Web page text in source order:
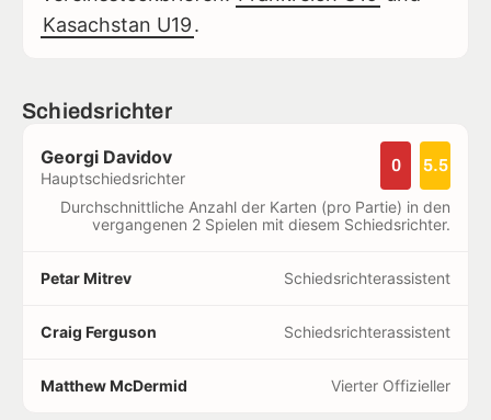
Kasachstan U19.
Schiedsrichter
Georgi Davidov
Hauptschiedsrichter
0 5.5
Durchschnittliche Anzahl der Karten (pro Partie) in den
vergangenen 2 Spielen mit diesem Schiedsrichter.
Petar Mitrev Schiedsrichterassistent
Craig Ferguson Schiedsrichterassistent
Matthew McDermid Vierter Offizieller